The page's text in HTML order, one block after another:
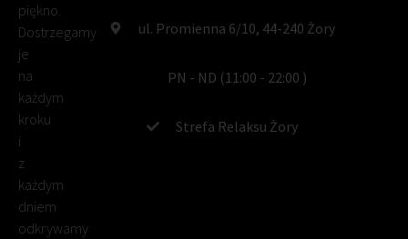
piękno.
Dostrzegamy
je
na
każdym
kroku
i
z
każdym
dniem
odkrywamy
ul. Promienna 6/10, 44-240 Żory
PN - ND (11:00 - 22:00 )
Strefa Relaksu Żory